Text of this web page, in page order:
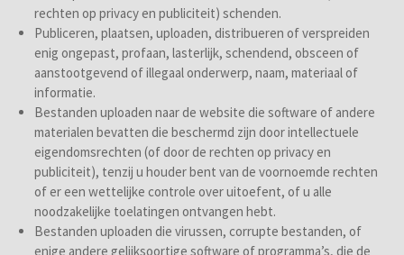
rechten op privacy en publiciteit) schenden.
Publiceren, plaatsen, uploaden, distribueren of verspreiden
enig ongepast, profaan, lasterlijk, schendend, obsceen of
aanstootgevend of illegaal onderwerp, naam, materiaal of
informatie.
Bestanden uploaden naar de website die software of andere
materialen bevatten die beschermd zijn door intellectuele
eigendomsrechten (of door de rechten op privacy en
publiciteit), tenzij u houder bent van de voornoemde rechten
of er een wettelijke controle over uitoefent, of u alle
noodzakelijke toelatingen ontvangen hebt.
Bestanden uploaden die virussen, corrupte bestanden, of
enige andere gelijksoortige software of programma’s, die de